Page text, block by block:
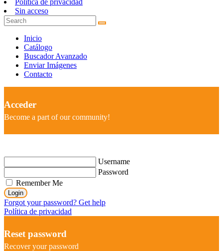
Sin acceso
Inicio
Catálogo
Buscador Avanzado
Enviar Imágenes
Contacto
Acceder
Become a part of our community!
Username
Password
Remember Me
Login
Forgot your password? Get help
Política de privacidad
Reset password
Recover your password